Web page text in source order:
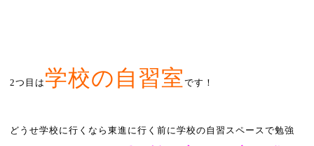
2つ目は 学校の自習室 です！
どうせ学校に行くなら東進に行く前に学校の自習スペースで勉強